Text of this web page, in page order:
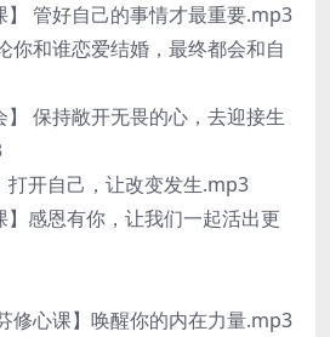
管好自己的事情才最重要.mp3
和谁恋爱结婚，最终都会和自
保持敞开无畏的心，去迎接生
开自己，让改变发生.mp3
感恩有你，让我们一起活出更
心课】唤醒你的内在力量.mp3